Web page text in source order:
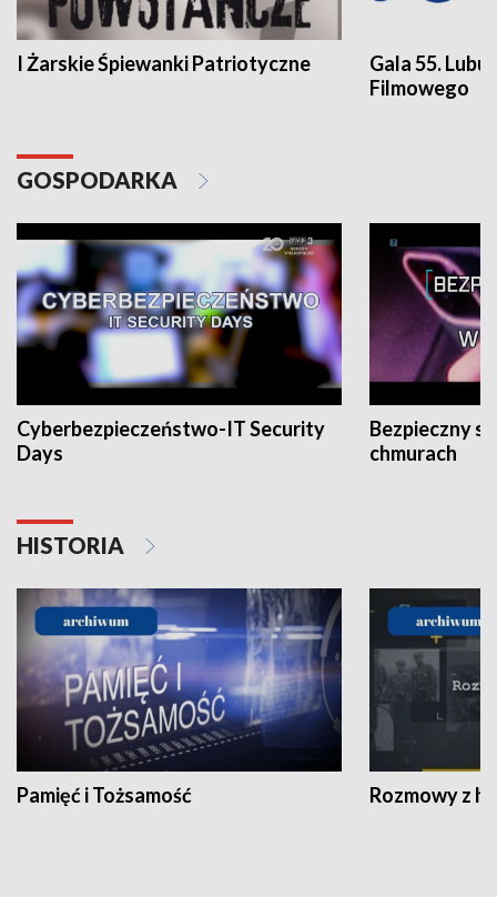
I Żarskie Śpiewanki Patriotyczne
Gala 55.
Filmowego
GOSPODARKA
Cyberbezpieczeństwo-IT Security
Days
Bezpieczny
chmurach
HISTORIA
Pamięć i Tożsamość Rozmowy z